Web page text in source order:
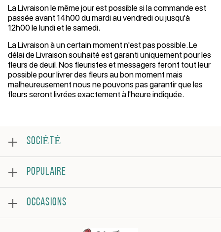
La Livraison le même jour est possible si la commande est
passée avant 14h00 du mardi au vendredi ou jusqu'à
12h00 le lundi et le samedi.
La Livraison à un certain moment n'est pas possible. Le
délai de Livraison souhaité est garanti uniquement pour les
fleurs de deuil. Nos fleuristes et messagers feront tout leur
possible pour livrer des fleurs au bon moment mais
malheureusement nous ne pouvons pas garantir que les
fleurs seront livrées exactement à l'heure indiquée.
SOCIÉTÉ
Examen
Foire aux questions
Conditions générales
Politique de confidentialité
Contacter
POPULAIRE
Roses
Bouquets
OCCASIONS